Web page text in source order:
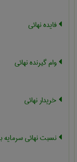
فایده نهائی
وام گیرنده نهائی
خریدار نهائی
نسبت نهائی سرمایه